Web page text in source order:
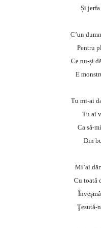
Și jerfa
C’un
Pentru
Ce nu-și
E
Tu mi-ai
Tu ai
Ca să-
Din
Mi’ai
Cu toată
Ţesută-